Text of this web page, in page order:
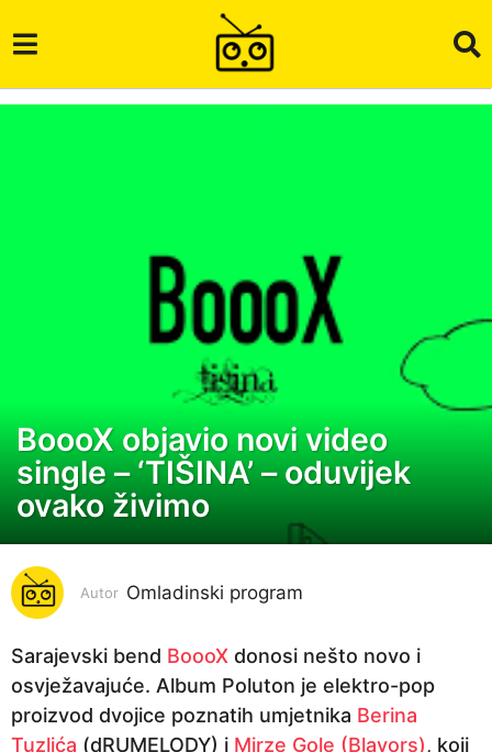
6
g
o
n
a
p
j
BoooX objavio novi video
single – ‘TIŠINA’ – oduvijek
ovako živimo
Autor Omladinski program
Sarajevski bend BoooX donosi nešto novo i
osvježavajuće. Album Poluton je elektro-pop
proizvod dvojice poznatih umjetnika Berina
Tuzlića (dRUMELODY) i Mirze Gole (Blavors), koji